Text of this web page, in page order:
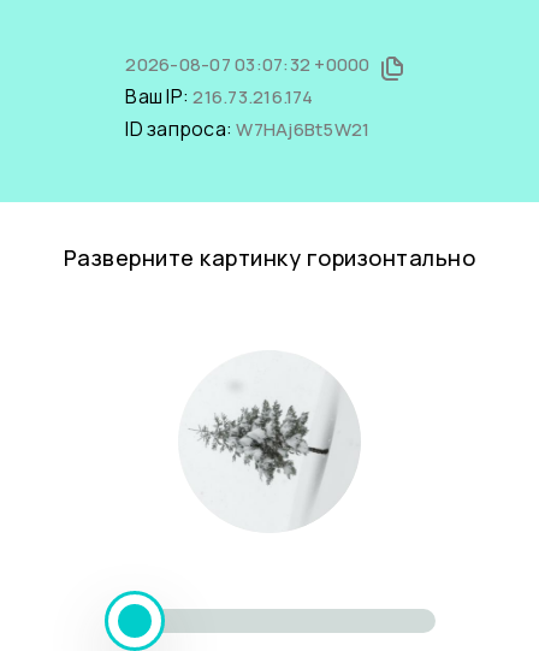
2026-08-07 03:07:32 +0000
Ваш IP:216.73.216.174
ID запроса:W7HAj6Bt5W21
Разверните картинку горизонтально